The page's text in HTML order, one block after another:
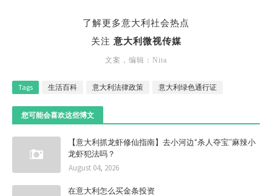
了解更多意大利社会热点
关注 意大利微视传媒
文案，编辑：Nita
Tags 生活百科 意大利法律政策 意大利绿色通行证
您可能会喜欢这些博文
【意大利抓龙虾修仙指南】去小河边“杀人夺宝”麻辣小
龙虾犯法吗？
August 04, 2026
在意大利怎么买金条投资